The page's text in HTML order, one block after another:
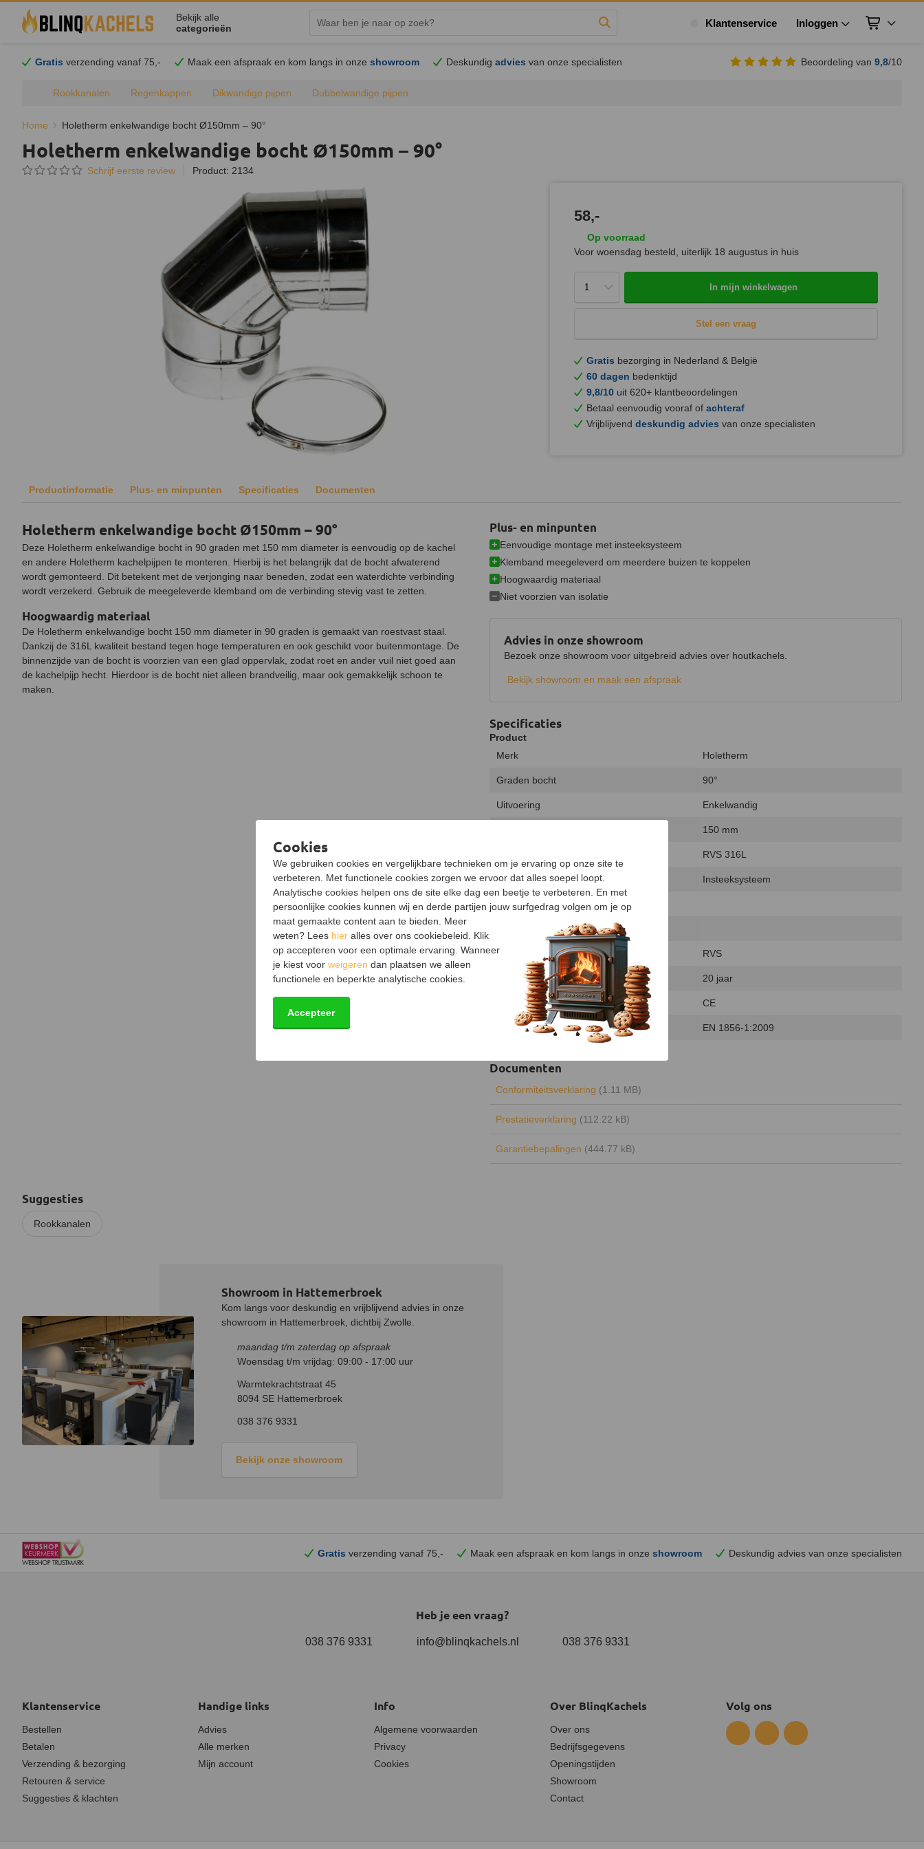
Bekijk alle
categorieën
Klantenservice Inloggen Winkelwagen
Gratis verzending vanaf 75,- Maak een afspraak en kom langs in onzeshowroom Deskundigadvies van onze specialisten Beoordeling van 9,8/10
Rookkanalen Regenkappen Dikwandige pijpen Dubbelwandige pijpen
Home Holetherm enkelwandige bocht Ø150mm – 90°
Holetherm enkelwandige bocht Ø150mm – 90°
Schrijf eerste review Product: 2134
58,-
Op voorraad
Voor woensdag besteld, uiterlijk 18 augustus in huis
In mijn winkelwagen
Stel een vraag
Gratis bezorging in Nederland & België
60 dagen bedenktijd
9,8/10 uit 620+ klantbeoordelingen
Betaal eenvoudig vooraf of achteraf
Vrijblijvend deskundig advies van onze specialisten
Productinformatie Plus- en minpunten Specificaties Documenten
Holetherm enkelwandige bocht Ø150mm – 90°
Deze Holetherm enkelwandige bocht in 90 graden met 150 mm diameter is eenvoudig op de kachel
en andere Holetherm kachelpijpen te monteren. Hierbij is het belangrijk dat de bocht afwaterend
wordt gemonteerd. Dit betekent met de verjonging naar beneden, zodat een waterdichte verbinding
wordt verzekerd. Gebruik de meegeleverde klemband om de verbinding stevig vast te zetten.
Hoogwaardig materiaal
De Holetherm enkelwandige bocht 150 mm diameter in 90 graden is gemaakt van roestvast staal.
Dankzij de 316L kwaliteit bestand tegen hoge temperaturen en ook geschikt voor buitenmontage. De
binnenzijde van de bocht is voorzien van een glad oppervlak, zodat roet en ander vuil niet goed aan
de kachelpijp hecht. Hierdoor is de bocht niet alleen brandveilig, maar ook gemakkelijk schoon te
maken.
Plus- en minpunten
Eenvoudige montage met insteeksysteem
Klemband meegeleverd om meerdere buizen te koppelen
Hoogwaardig materiaal
Niet voorzien van isolatie
Advies in onze showroom
Bezoek onze showroom voor uitgebreid advies over houtkachels.
Bekijk showroom en maak een afspraak
Specificaties
Product
Merk
Holetherm
Graden bocht 90°
Uitvoering Enkelwandig
150 mm
RVS 316L
Aansluiting Insteeksysteem
Verjonging
Inclusief klemband
Kleur RVS
Garantie 20 jaar
Keurmerk CE
Certificering EN 1856-1:2009
Documenten
Conformiteitsverklaring (1.11 MB)
Prestatieverklaring (112.22 kB)
Garantiebepalingen (444.77 kB)
Suggesties
Rookkanalen
Showroom in Hattemerbroek
Kom langs voor deskundig en vrijblijvend advies in onze
showroom in Hattemerbroek, dichtbij Zwolle.
maandag t/m zaterdag op afspraak
Woensdag t/m vrijdag: 09:00 - 17:00 uur
Warmtekrachtstraat 45
8094 SE Hattemerbroek
038 376 9331
Bekijk onze showroom
Gratis verzending vanaf 75,- Maak een afspraak en kom langs in onze showroom Deskundig advies van onze specialisten
Heb je een vraag?
038 376 9331 info@blinqkachels.nl 038 376 9331
Klantenservice
Bestellen
Betalen
Verzending & bezorging
Retouren & service
Suggesties & klachten
Handige links
Advies
Alle merken
Mijn account
Info
Algemene voorwaarden
Privacy
Cookies
Over BlinqKachels
Over ons
Bedrijfsgegevens
Openingstijden
Showroom
Contact
Volg ons
Cookies
We gebruiken cookies en vergelijkbare technieken om je ervaring op onze site te
verbeteren. Met functionele cookies zorgen we ervoor dat alles soepel loopt.
Analytische cookies helpen ons de site elke dag een beetje te verbeteren. En met
persoonlijke cookies kunnen wij en derde partijen jouw surfgedrag volgen om je op
maat gemaakte content aan te bieden. Meer
weten? Lees hier alles over ons cookiebeleid. Klik
op accepteren voor een optimale ervaring. Wanneer
je kiest voor weigeren dan plaatsen we alleen
functionele en beperkte analytische cookies.
Accepteer